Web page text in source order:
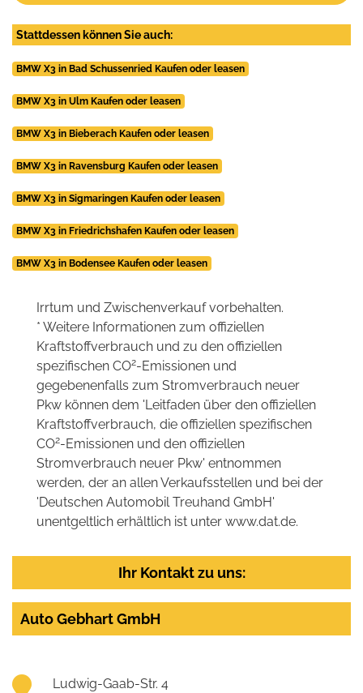
Stattdessen können Sie auch:
BMW X3 in Bad Schussenried Kaufen oder leasen
BMW X3 in Ulm Kaufen oder leasen
BMW X3 in Bieberach Kaufen oder leasen
BMW X3 in Ravensburg Kaufen oder leasen
BMW X3 in Sigmaringen Kaufen oder leasen
BMW X3 in Friedrichshafen Kaufen oder leasen
BMW X3 in Bodensee Kaufen oder leasen
Irrtum und Zwischenverkauf vorbehalten.
* Weitere Informationen zum offiziellen
Kraftstoffverbrauch und zu den offiziellen
spezifischen CO2-Emissionen und
gegebenenfalls zum Stromverbrauch neuer
Pkw können dem 'Leitfaden über den offiziellen
Kraftstoffverbrauch, die offiziellen spezifischen
CO2-Emissionen und den offiziellen
Stromverbrauch neuer Pkw' entnommen
werden, der an allen Verkaufsstellen und bei der
'Deutschen Automobil Treuhand GmbH'
unentgeltlich erhältlich ist unter www.dat.de.
Ihr Kontakt zu uns:
Auto Gebhart GmbH
Ludwig-Gaab-Str. 4